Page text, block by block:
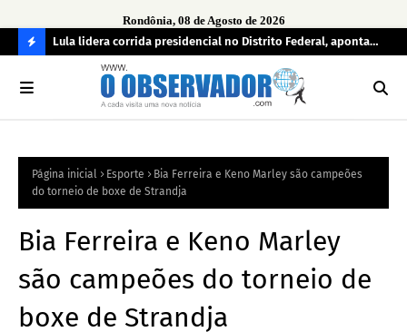
Rondônia, 08 de Agosto de 2026
O
R
Lula lidera corrida presidencial no Distrito Federal, aponta
pesquisa; Flávio Bolsonaro aparece em segundo
Página inicial Esporte
Bia Ferreira e Keno Marley são campeões
do torneio de boxe de Strandja
Bia Ferreira e Keno Marley
são campeões do torneio de
boxe de Strandja